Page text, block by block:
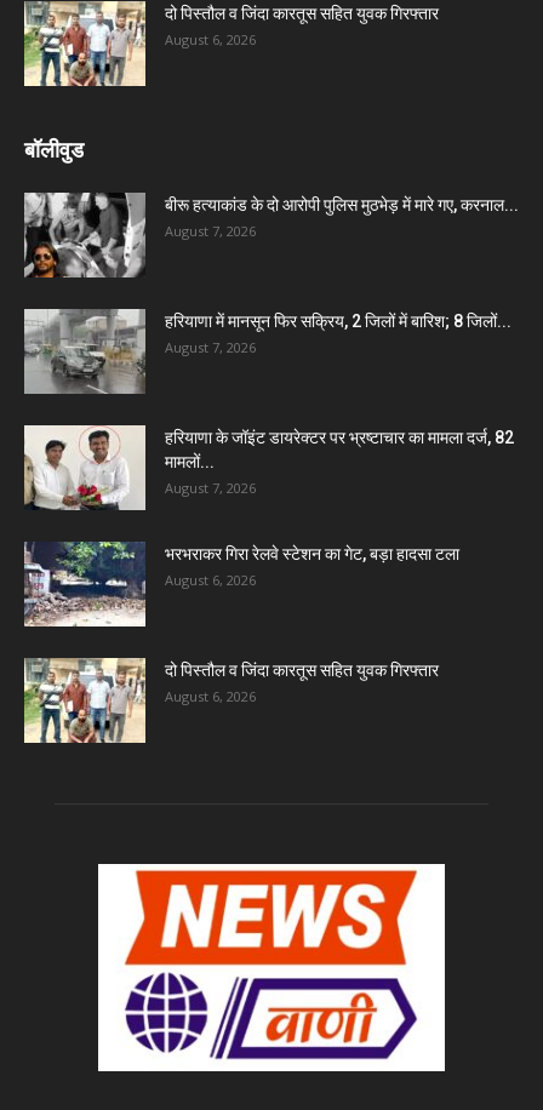
दो पिस्तौल व जिंदा कारतूस सहित युवक गिरफ्तार
August 6, 2026
बॉलीवुड
बीरू हत्याकांड के दो आरोपी पुलिस मुठभेड़ में मारे गए, करनाल...
August 7, 2026
हरियाणा में मानसून फिर सक्रिय, 2 जिलों में बारिश; 8 जिलों...
August 7, 2026
हरियाणा के जॉइंट डायरेक्टर पर भ्रष्टाचार का मामला दर्ज, 82
मामलों...
August 7, 2026
भरभराकर गिरा रेलवे स्टेशन का गेट, बड़ा हादसा टला
August 6, 2026
दो पिस्तौल व जिंदा कारतूस सहित युवक गिरफ्तार
August 6, 2026